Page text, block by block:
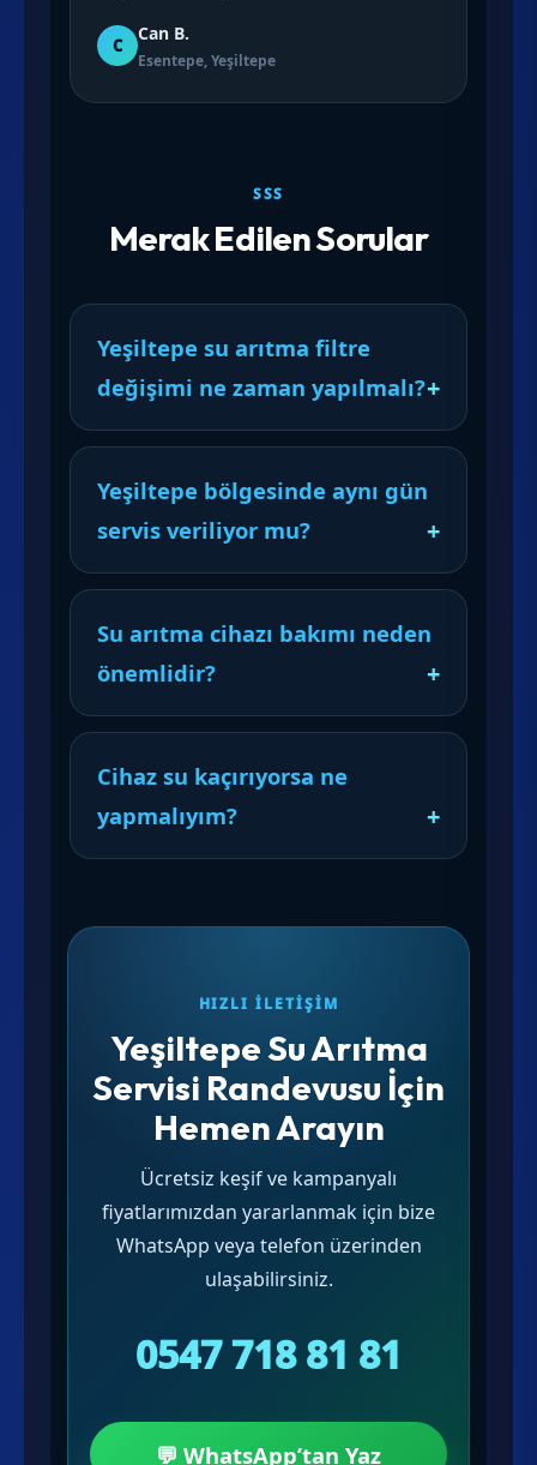
C
Can B.
Esentepe, Yeşiltepe
SSS
Merak Edilen Sorular
Yeşiltepe su arıtma filtre
değişimi ne zaman yapılmalı?
Yeşiltepe bölgesinde aynı gün
servis veriliyor mu?
Su arıtma cihazı bakımı neden
önemlidir?
Cihaz su kaçırıyorsa ne
yapmalıyım?
HIZLI İLETIŞIM
Yeşiltepe Su Arıtma
Servisi Randevusu İçin
Hemen Arayın
Ücretsiz keşif ve kampanyalı
fiyatlarımızdan yararlanmak için bize
WhatsApp veya telefon üzerinden
ulaşabilirsiniz.
0547 718 81 81
💬 WhatsApp’tan Yaz